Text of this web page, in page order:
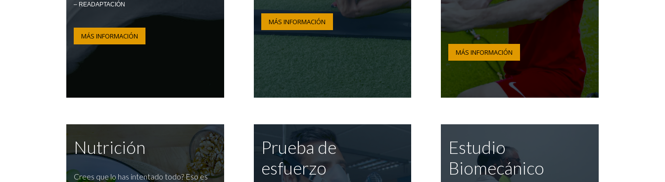
– READAPTACIÓN
MÁS INFORMACIÓN
MÁS INFORMACIÓN
MÁS INFORMACIÓN
Nutrición
Crees que lo has intentado todo? Eso es
Prueba de
esfuerzo
Estudio
Biomecánico